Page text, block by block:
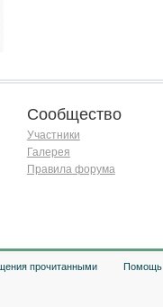
Сообщество
Участники
Галерея
Правила форума
прочитанными Помощь